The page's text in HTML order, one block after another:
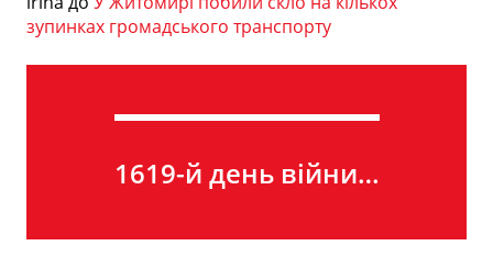
зупинках громадського транспорту
1619-й день війни…